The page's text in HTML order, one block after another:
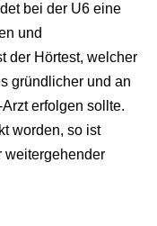
bei der U6 eine
und
der Hörtest, welcher
gründlicher und an
erfolgen sollte.
worden, so ist
weitergehender